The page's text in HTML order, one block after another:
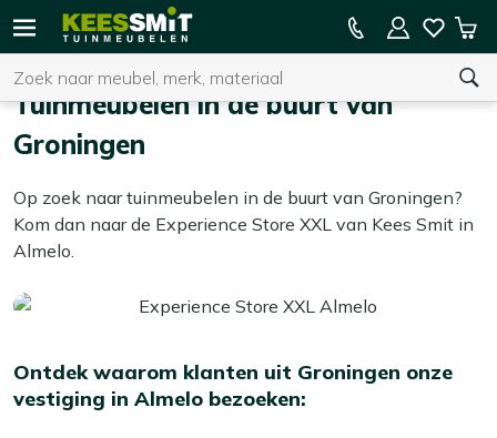
Kees
Tuinmeubelen
Zoeken
U heeft geen product(en) in uw winkelwagen.
15% kassakorting op de hele collectie
Tuinmeubelen in de buurt van
Groningen
Op zoek naar tuinmeubelen in de buurt van Groningen?
Kom dan naar de Experience Store XXL van Kees Smit in
Almelo.
Ontdek waarom klanten uit Groningen onze
vestiging in Almelo bezoeken: